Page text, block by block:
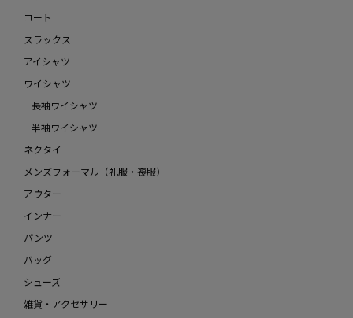
コート
スラックス
アイシャツ
ワイシャツ
長袖ワイシャツ
半袖ワイシャツ
ネクタイ
メンズフォーマル（礼服・喪服）
アウター
インナー
パンツ
バッグ
シューズ
雑貨・アクセサリー